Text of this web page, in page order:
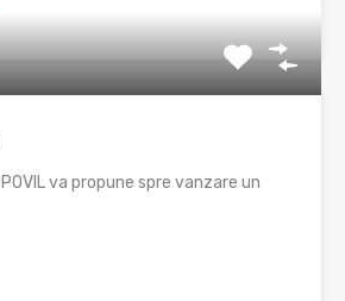
va propune spre vanzare un